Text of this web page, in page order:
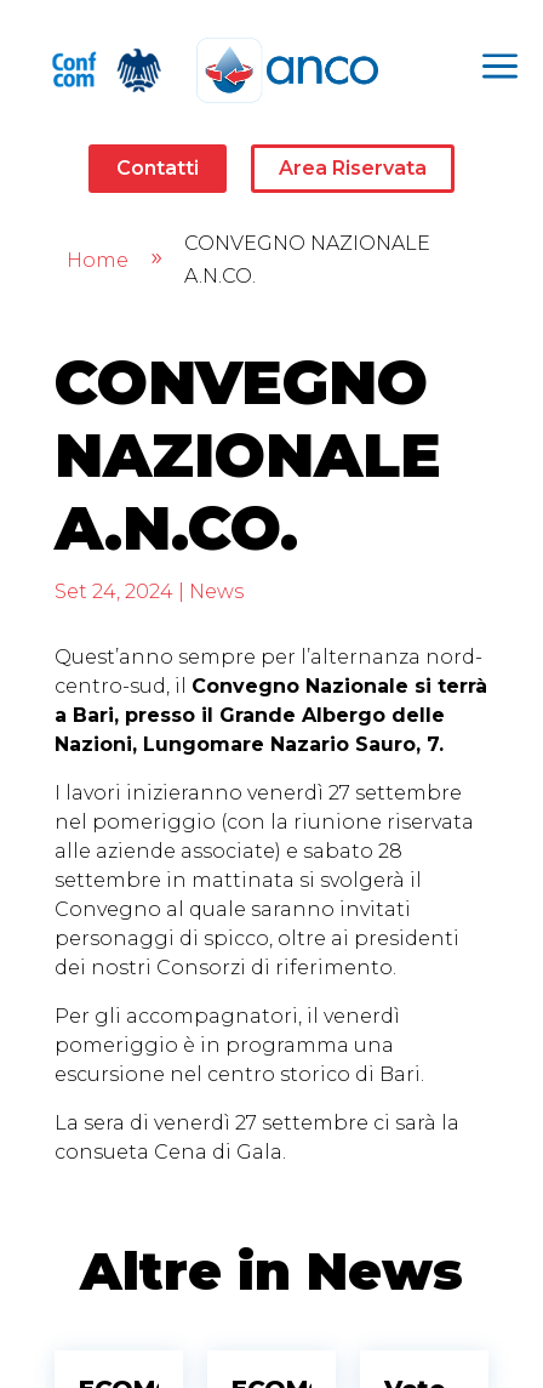
a
Contatti Area Riservata
Home 9
CONVEGNO NAZIONALE
A.N.CO.
CONVEGNO
NAZIONALE
A.N.CO.
Set 24, 2024| News
Quest’anno sempre per l’alternanza nord-
centro-sud, il Convegno Nazionale si terrà
a Bari, presso il Grande Albergo delle
Nazioni, Lungomare Nazario Sauro, 7.
I lavori inizieranno venerdì 27 settembre
nel pomeriggio (con la riunione riservata
alle aziende associate) e sabato 28
settembre in mattinata si svolgerà il
Convegno al quale saranno invitati
personaggi di spicco, oltre ai presidenti
dei nostri Consorzi di riferimento.
Per gli accompagnatori, il venerdì
pomeriggio è in programma una
escursione nel centro storico di Bari.
La sera di venerdì 27 settembre ci sarà la
consueta Cena di Gala.
Altre in News